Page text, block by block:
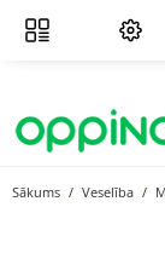
Sākums Veselība